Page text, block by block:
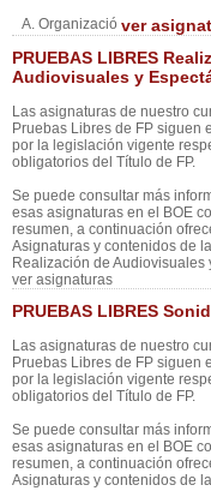
A. Organizació ver
PRUEBAS LIBRES
Audiovisuales y
Las asignaturas de nuestro
Pruebas Libres de FP siguen
por la legislación vigente
obligatorios del Título de FP.
Se puede consultar más
esas asignaturas en el BOE
resumen, a continuación
Asignaturas y contenidos de
Realización de Audiovisuales
ver asignaturas
PRUEBAS LIBRES
Las asignaturas de nuestro
Pruebas Libres de FP siguen
por la legislación vigente
obligatorios del Título de FP.
Se puede consultar más
esas asignaturas en el BOE
resumen, a continuación
Asignaturas y contenidos de